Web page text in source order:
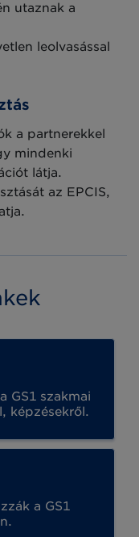
utaznak a
leolvasással
a partnerekkel
mindenki
látja.
az EPCIS,
GS1 szakmai
képzésekről.
a GS1